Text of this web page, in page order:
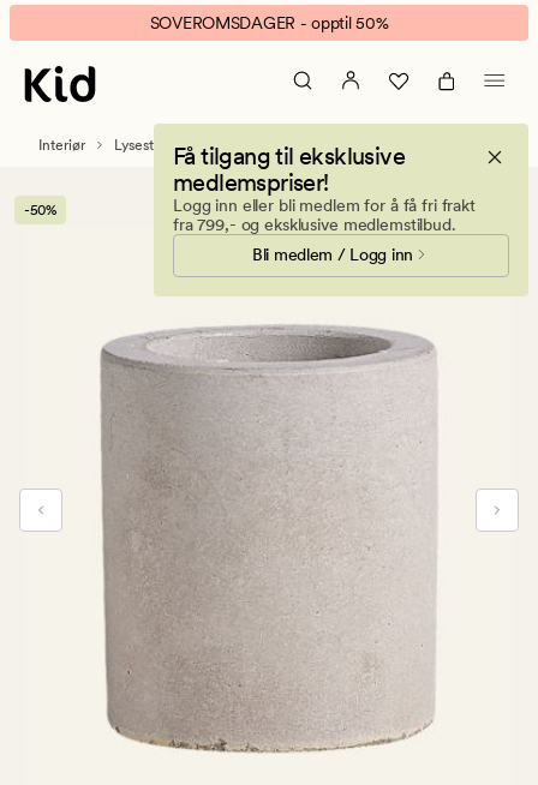
Concrete
lysestake
grå
banner.
Klikk
ESCAPE
pause.
SOVEROMSDAGER - opptil 50%
Få tilgang til eksklusive
medlemspriser!
Logg inn eller bli medlem for å få fri frakt
fra 799,- og eksklusive medlemstilbud.
Bli medlem / Logg inn
Interiør Lysestaker og telysholdere
-50%